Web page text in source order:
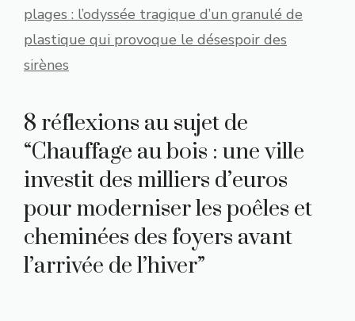
plages : l’odyssée tragique d’un granulé de
plastique qui provoque le désespoir des
sirènes
8 réflexions au sujet de
“Chauffage au bois : une ville
investit des milliers d’euros
pour moderniser les poêles et
cheminées des foyers avant
l’arrivée de l’hiver”